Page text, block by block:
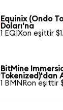
Equinix (Ondo
Doları'na
1 EQIXon eşittir
BitMine
Tokenized)'dan
1 BMNRon eşittir